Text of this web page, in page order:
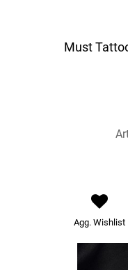
Must
Agg. Wishlist